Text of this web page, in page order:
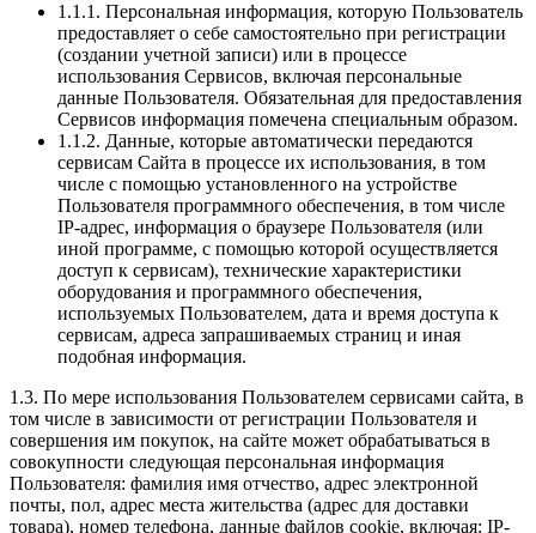
1.1.1. Персональная информация, которую Пользователь
предоставляет о себе самостоятельно при регистрации
(создании учетной записи) или в процессе
использования Сервисов, включая персональные
данные Пользователя. Обязательная для предоставления
Сервисов информация помечена специальным образом.
1.1.2. Данные, которые автоматически передаются
сервисам Сайта в процессе их использования, в том
числе с помощью установленного на устройстве
Пользователя программного обеспечения, в том числе
IP-адрес, информация о браузере Пользователя (или
иной программе, с помощью которой осуществляется
доступ к сервисам), технические характеристики
оборудования и программного обеспечения,
используемых Пользователем, дата и время доступа к
сервисам, адреса запрашиваемых страниц и иная
подобная информация.
1.3. По мере использования Пользователем сервисами сайта, в
том числе в зависимости от регистрации Пользователя и
совершения им покупок, на сайте может обрабатываться в
совокупности следующая персональная информация
Пользователя: фамилия имя отчество, адрес электронной
почты, пол, адрес места жительства (адрес для доставки
товара), номер телефона, данные файлов cookie, включая: IP-